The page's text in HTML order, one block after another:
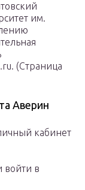
им.
(Страница
Аверин
кабинет
войти в